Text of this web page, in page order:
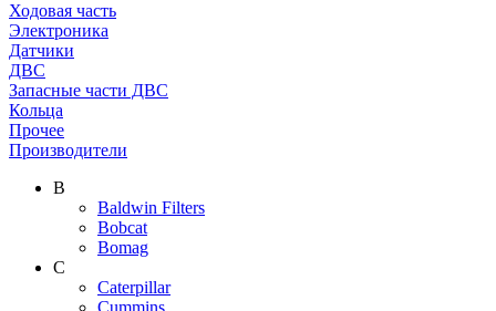
Ходовая часть
Электроника
Датчики
ДВС
Запасные части ДВС
Кольца
Прочее
Производители
B
Baldwin Filters
Bobcat
Bomag
C
Caterpillar